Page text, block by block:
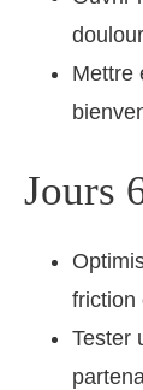
Mettre
Jours
friction
Tester